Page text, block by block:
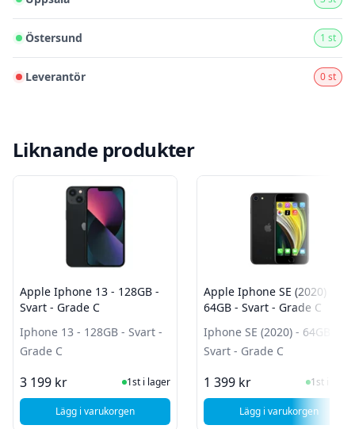
Östersund 1 st
Leverantör 0 st
Liknande produkter
Apple Iphone 13 - 128GB -
Svart - Grade C
Iphone 13 - 128GB - Svart -
Grade C
3 199 kr I Lager
1st i lager
Lägg i varukorgen, Apple Iphone 13 - 128GB - Svart - Grade C
Apple Iphone SE (2020) -
64GB - Svart - Grade C
Iphone SE (2020) - 64GB -
Svart - Grade C
1 399 kr I Lager
1st i lager
Lägg i varukorgen
, Apple Iphone